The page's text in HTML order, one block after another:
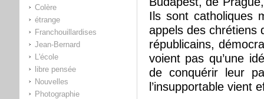
Colère
étrange
Franchouillardises
Jean-Bernard
L'école
libre pensée
Nouvelles
Photographie
Ils sont catholiques
appels des chrétiens
républicains,
voient pas qu’une
de conquérir leur
l’insupportable vient